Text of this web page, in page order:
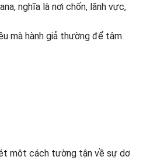
nghĩa là nơi chốn, lãnh vực,
mà hành giả thường để tâm
môt cách tường tận về sự dơ